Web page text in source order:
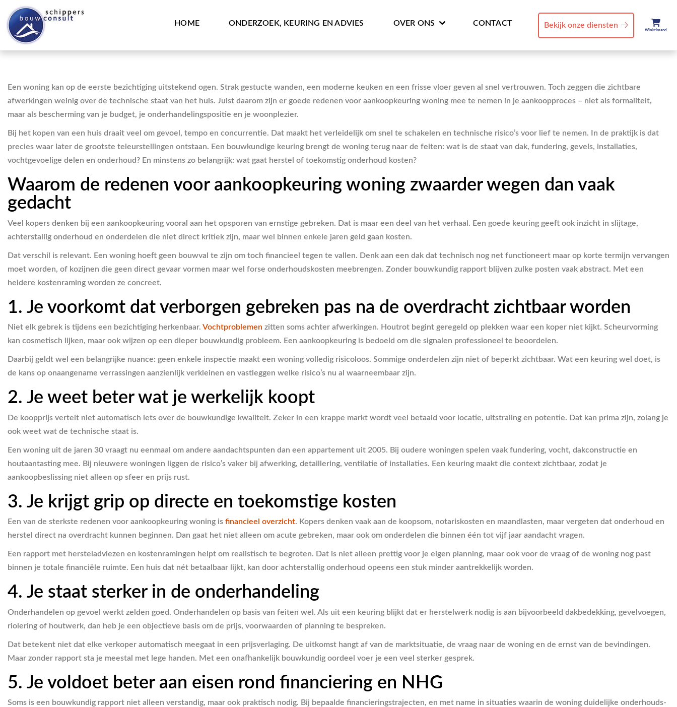
HOME ONDERZOEK, KEURING EN ADVIES OVER ONS CONTACT
Winkelmand
Bekijk onze diensten
Een woning kan op de eerste bezichtiging uitstekend ogen. Strak gestucte wanden, een moderne keuken en een frisse vloer geven al snel vertrouwen. Toch zeggen die zichtbare
afwerkingen weinig over de technische staat van het huis. Juist daarom zijn er goede redenen voor aankoopkeuring woning mee te nemen in je aankoopproces – niet als formaliteit,
maar als bescherming van je budget, je onderhandelingspositie en je woonplezier.
Bij het kopen van een huis draait veel om gevoel, tempo en concurrentie. Dat maakt het verleidelijk om snel te schakelen en technische risico’s voor lief te nemen. In de praktijk is dat
precies waar later de grootste teleurstellingen ontstaan. Een bouwkundige keuring brengt de woning terug naar de feiten: wat is de staat van dak, fundering, gevels, installaties,
vochtgevoelige delen en onderhoud? En minstens zo belangrijk: wat gaat herstel of toekomstig onderhoud kosten?
Waarom de redenen voor aankoopkeuring woning zwaarder wegen dan vaak
gedacht
Veel kopers denken bij een aankoopkeuring vooral aan het opsporen van ernstige gebreken. Dat is maar een deel van het verhaal. Een goede keuring geeft ook inzicht in slijtage,
achterstallig onderhoud en onderdelen die niet direct kritiek zijn, maar wel binnen enkele jaren geld gaan kosten.
Dat verschil is relevant. Een woning hoeft geen bouwval te zijn om toch financieel tegen te vallen. Denk aan een dak dat technisch nog net functioneert maar op korte termijn vervangen
moet worden, of kozijnen die geen direct gevaar vormen maar wel forse onderhoudskosten meebrengen. Zonder bouwkundig rapport blijven zulke posten vaak abstract. Met een
heldere kostenraming worden ze concreet.
1. Je voorkomt dat verborgen gebreken pas na de overdracht zichtbaar worden
Niet elk gebrek is tijdens een bezichtiging herkenbaar. Vochtproblemen zitten soms achter afwerkingen. Houtrot begint geregeld op plekken waar een koper niet kijkt. Scheurvorming
kan cosmetisch lijken, maar ook wijzen op een dieper bouwkundig probleem. Een aankoopkeuring is bedoeld om die signalen professioneel te beoordelen.
Daarbij geldt wel een belangrijke nuance: geen enkele inspectie maakt een woning volledig risicoloos. Sommige onderdelen zijn niet of beperkt zichtbaar. Wat een keuring wel doet, is
de kans op onaangename verrassingen aanzienlijk verkleinen en vastleggen welke risico’s nu al waarneembaar zijn.
2. Je weet beter wat je werkelijk koopt
De koopprijs vertelt niet automatisch iets over de bouwkundige kwaliteit. Zeker in een krappe markt wordt veel betaald voor locatie, uitstraling en potentie. Dat kan prima zijn, zolang je
ook weet wat de technische staat is.
Een woning uit de jaren 30 vraagt nu eenmaal om andere aandachtspunten dan een appartement uit 2005. Bij oudere woningen spelen vaak fundering, vocht, dakconstructie en
houtaantasting mee. Bij nieuwere woningen liggen de risico’s vaker bij afwerking, detaillering, ventilatie of installaties. Een keuring maakt die context zichtbaar, zodat je
aankoopbeslissing niet alleen op sfeer en prijs rust.
3. Je krijgt grip op directe en toekomstige kosten
Een van de sterkste redenen voor aankoopkeuring woning is financieel overzicht. Kopers denken vaak aan de koopsom, notariskosten en maandlasten, maar vergeten dat onderhoud en
herstel direct na overdracht kunnen beginnen. Dan gaat het niet alleen om acute gebreken, maar ook om onderdelen die binnen één tot vijf jaar aandacht vragen.
Een rapport met hersteladviezen en kostenramingen helpt om realistisch te begroten. Dat is niet alleen prettig voor je eigen planning, maar ook voor de vraag of de woning nog past
binnen je totale financiële ruimte. Een huis dat nét betaalbaar lijkt, kan door achterstallig onderhoud opeens een stuk minder aantrekkelijk worden.
4. Je staat sterker in de onderhandeling
Onderhandelen op gevoel werkt zelden goed. Onderhandelen op basis van feiten wel. Als uit een keuring blijkt dat er herstelwerk nodig is aan bijvoorbeeld dakbedekking, gevelvoegen,
riolering of houtwerk, dan heb je een objectieve basis om de prijs, voorwaarden of planning te bespreken.
Dat betekent niet dat elke verkoper automatisch meegaat in een prijsverlaging. De uitkomst hangt af van de marktsituatie, de vraag naar de woning en de ernst van de bevindingen.
Maar zonder rapport sta je meestal met lege handen. Met een onafhankelijk bouwkundig oordeel voer je een veel sterker gesprek.
5. Je voldoet beter aan eisen rond financiering en NHG
Soms is een bouwkundig rapport niet alleen verstandig, maar ook praktisch nodig. Bij bepaalde financieringstrajecten, en met name in situaties waarin de woning duidelijke onderhouds-